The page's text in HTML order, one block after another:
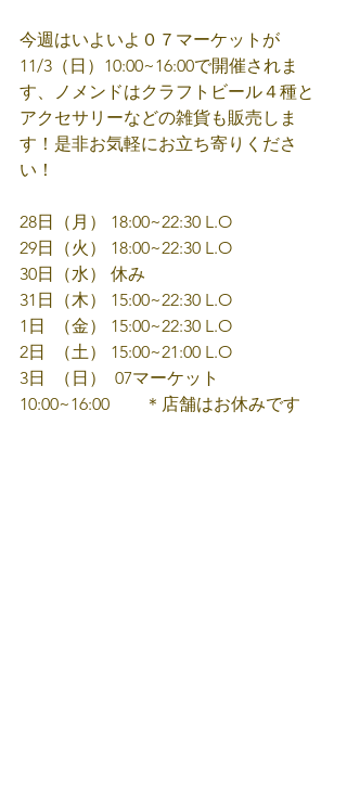
今週はいよいよ０７マーケットが
11/3（日）10:00~16:00で開催されま
す、ノメンドはクラフトビール４種と
アクセサリーなどの雑貨も販売しま
す！是非お気軽にお立ち寄りくださ
い！
28日（月） 18:00~22:30 L.O
29日（火） 18:00~22:30 L.O
30日（水） 休み
31日（木） 15:00~22:30 L.O
1日  （金） 15:00~22:30 L.O
2日  （土） 15:00~21:00 L.O
3日  （日）  07マーケット
10:00~16:00　　＊店舗はお休みです